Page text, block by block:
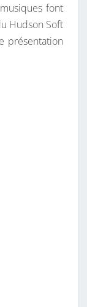
font
Hudson Soft
présentation